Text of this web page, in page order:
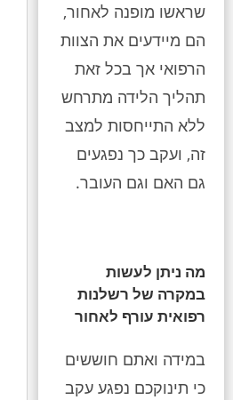
שראשו מופנה לאחור,
הם מיידעים את הצוות
הרפואי אך בכל זאת
תהליך הלידה מתרחש
ללא התייחסות למצב
זה, ועקב כך נפגעים
גם האם וגם העובר.
מה ניתן לעשות
במקרה של רשלנות
רפואית עורף לאחור
במידה ואתם חוששים
כי תינוקכם נפגע עקב